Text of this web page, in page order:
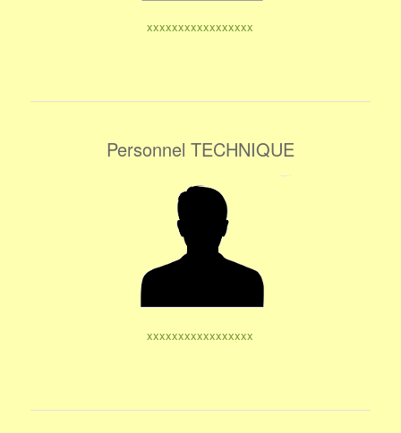
xxxxxxxxxxxxxxxxx
Personnel TECHNIQUE
xxxxxxxxxxxxxxxxx